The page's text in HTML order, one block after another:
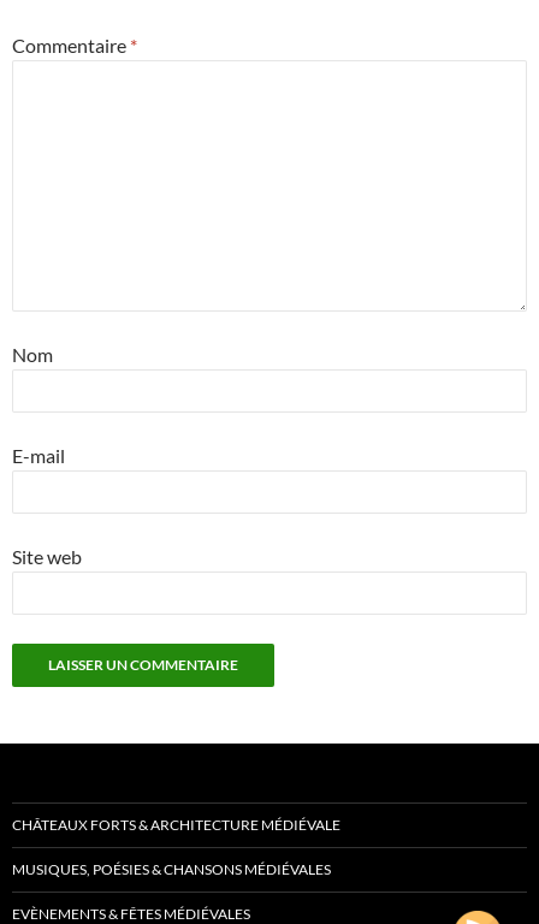
Commentaire *
Nom
E-mail
Site web
CHÂTEAUX FORTS & ARCHITECTURE MÉDIÉVALE
MUSIQUES, POÉSIES & CHANSONS MÉDIÉVALES
EVÈNEMENTS & FÊTES MÉDIÉVALES